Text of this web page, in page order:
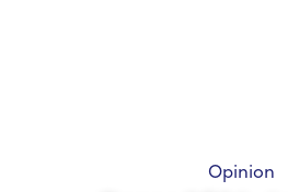
Opinion